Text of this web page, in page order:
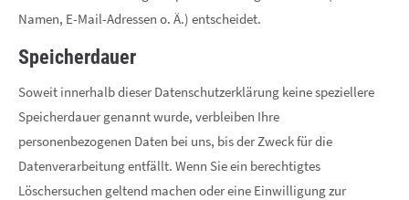
Namen, E-Mail-Adressen o. Ä.) entscheidet.
Speicherdauer
Soweit innerhalb dieser Datenschutzerklärung keine speziellere
Speicherdauer genannt wurde, verbleiben Ihre
personenbezogenen Daten bei uns, bis der Zweck für die
Datenverarbeitung entfällt. Wenn Sie ein berechtigtes
Löschersuchen geltend machen oder eine Einwilligung zur